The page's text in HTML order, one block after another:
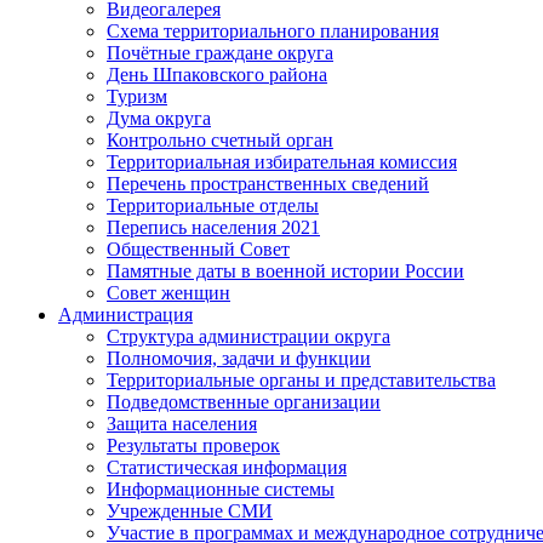
Видеогалерея
Схема территориального планирования
Почётные граждане округа
День Шпаковского района
Туризм
Дума округа
Контрольно счетный орган
Территориальная избирательная комиссия
Перечень пространственных сведений
Территориальные отделы
Перепись населения 2021
Общественный Совет
Памятные даты в военной истории России
Совет женщин
Администрация
Структура администрации округа
Полномочия, задачи и функции
Территориальные органы и представительства
Подведомственные организации
Защита населения
Результаты проверок
Статистическая информация
Информационные системы
Учрежденные СМИ
Участие в программах и международное